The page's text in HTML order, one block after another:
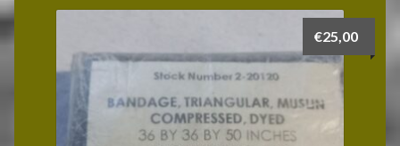
€25,00